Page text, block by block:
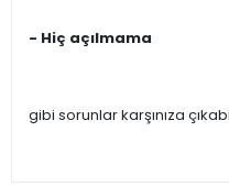
- Hiç açılmama
gibi sorunlar karşınıza